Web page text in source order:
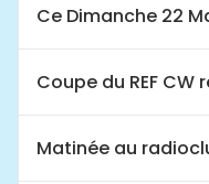
Ce Dimanche 22
Coupe du REF
Matinée au